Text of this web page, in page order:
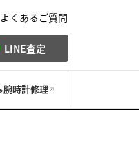
よくあるご質問
LINE査定
腕時計修理